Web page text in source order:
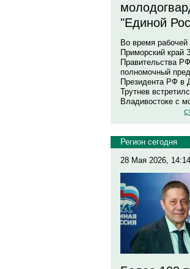
"Единой
Во время рабочей
Приморский край
Правительства
полномочный
Президента РФ
Трутнев
Владивостоке с
Регион сегодня
28 Мая 2026, 14:14